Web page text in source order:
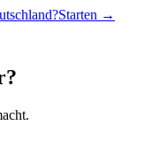
Starten →